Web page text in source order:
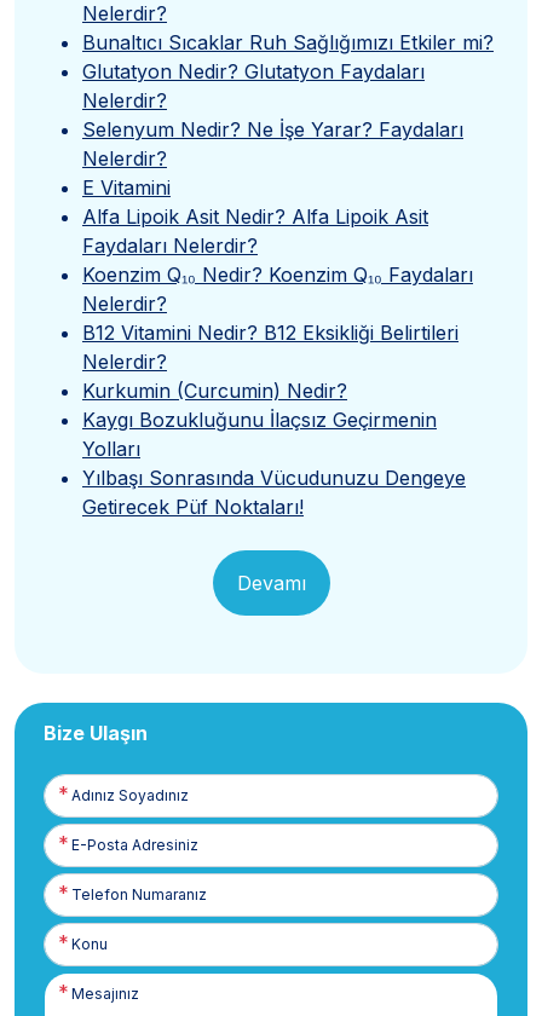
Nelerdir?
Bunaltıcı Sıcaklar Ruh Sağlığımızı Etkiler mi?
Glutatyon Nedir? Glutatyon Faydaları
Nelerdir?
Selenyum Nedir? Ne İşe Yarar? Faydaları
Nelerdir?
E Vitamini
Alfa Lipoik Asit Nedir? Alfa Lipoik Asit
Faydaları Nelerdir?
Koenzim Q₁₀ Nedir? Koenzim Q₁₀ Faydaları
Nelerdir?
B12 Vitamini Nedir? B12 Eksikliği Belirtileri
Nelerdir?
Kurkumin (Curcumin) Nedir?
Kaygı Bozukluğunu İlaçsız Geçirmenin
Yolları
Yılbaşı Sonrasında Vücudunuzu Dengeye
Getirecek Püf Noktaları!
Devamı
Bize Ulaşın
Adınız
Soyadınız
E-
Posta
Telefon
Numaranız